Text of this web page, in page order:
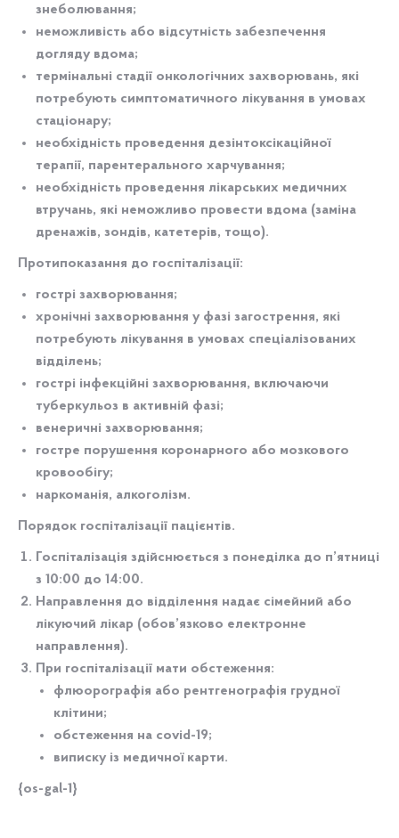
знеболювання;
неможливість або відсутність забезпечення
догляду вдома;
термінальні стадії онкологічних захворювань, які
потребують симптоматичного лікування в умовах
стаціонару;
необхідність проведення дезінтоксікаційної
терапії, парентерального харчування;
необхідність проведення лікарських медичних
втручань, які неможливо провести вдома (заміна
дренажів, зондів, катетерів, тощо).
Протипоказання до госпіталізації:
гострі захворювання;
хронічні захворювання у фазі загострення, які
потребують лікування в умовах спеціалізованих
відділень;
гострі інфекційні захворювання, включаючи
туберкульоз в активній фазі;
венеричні захворювання;
гостре порушення коронарного або мозкового
кровообігу;
наркоманія, алкоголізм.
Порядок госпіталізації пацієнтів.
Госпіталізація здійснюється з понеділка до п’ятниці
з 10:00 до 14:00.
Направлення до відділення надає сімейний або
лікуючий лікар (обов’язково електронне
направлення).
При госпіталізації мати обстеження:
флюорографія або рентгенографія грудної
клітини;
обстеження на covid-19;
виписку із медичної карти.
{os-gal-1}